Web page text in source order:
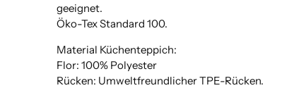
geeignet.
Öko-Tex Standard 100.
Material Küchenteppich:
Flor: 100% Polyester
Rücken: Umweltfreundlicher TPE-Rücken.